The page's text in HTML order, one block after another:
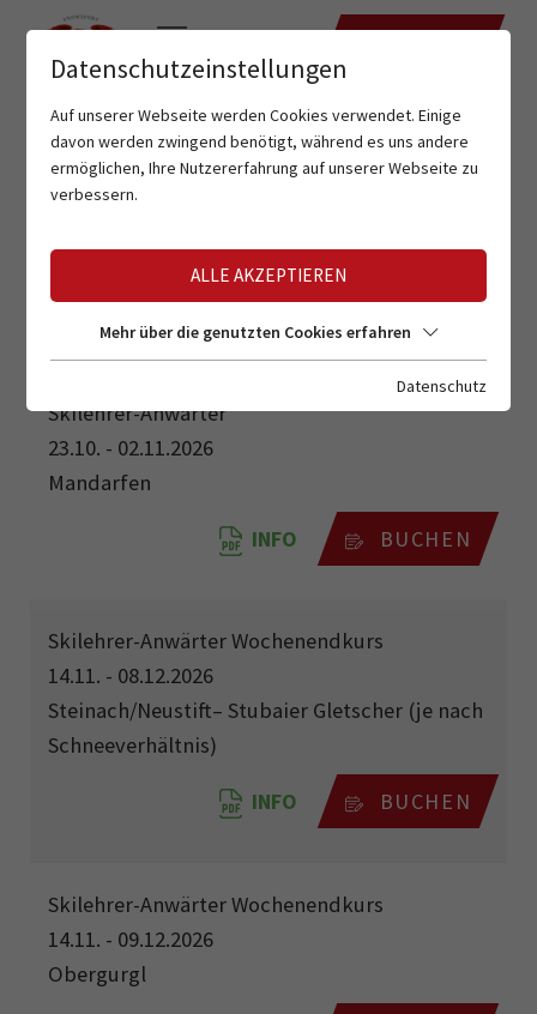
SKILEHRER-ANWÄRTER
Skilehrer-Anwärter
23.10. - 02.11.2026
Mandarfen
INFO BUCHEN
Skilehrer-Anwärter Wochenendkurs
14.11. - 08.12.2026
Steinach/Neustift– Stubaier Gletscher (je nach
Schneeverhältnis)
INFO BUCHEN
Skilehrer-Anwärter Wochenendkurs
14.11. - 09.12.2026
Obergurgl
Datenschutzeinstellungen
Auf unserer Webseite werden Cookies verwendet. Einige
davon werden zwingend benötigt, während es uns andere
ermöglichen, Ihre Nutzererfahrung auf unserer Webseite zu
verbessern.
ALLE AKZEPTIEREN
Mehr über die genutzten Cookies erfahren
Datenschutz